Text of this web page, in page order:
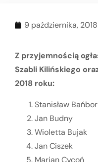
9 października, 2018
Z przyjemnością
Szabli Kilińskiego
2018 roku:
Stanisław Bańbor
Jan Budny
Wioletta Bujak
Jan Ciszek
Marian Cycoń